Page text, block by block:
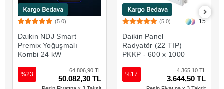
(5.0)
Daikin NDJ Smart
Premix Yoğuşmalı
Kombi 24 kW
64.806,90 TL
50.082,30 TL
%23
(5.0) +15
Daikin Panel
Radyatör (22 TIP)
PKKP - 600 x 1000
4.365,10 TL
3.644,50 TL
%17